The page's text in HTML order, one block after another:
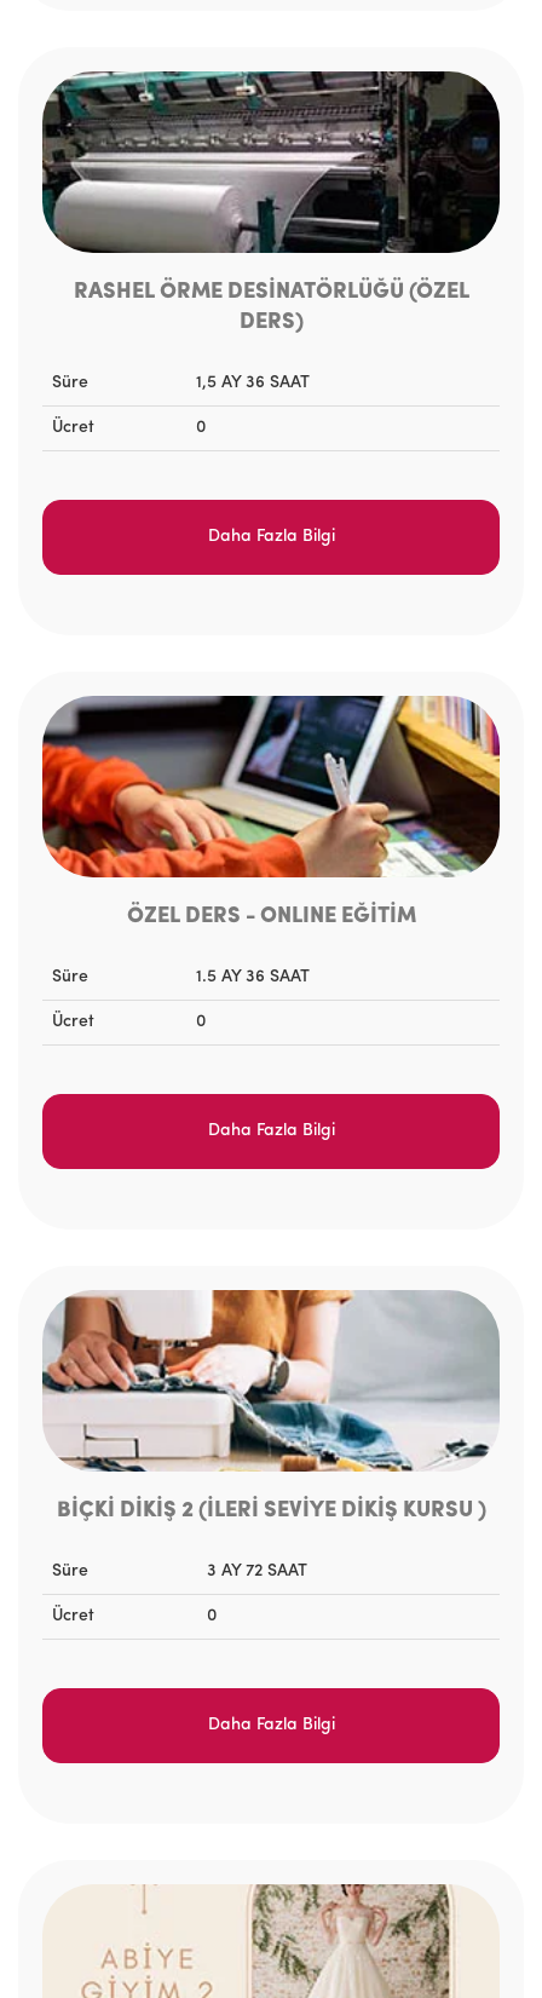
RASHEL ÖRME DESİNATÖRLÜĞÜ (ÖZEL
DERS)
Süre 1,5 AY 36 SAAT
Ücret 0
Daha Fazla Bilgi
ÖZEL DERS - ONLINE EĞİTİM
Süre 1.5 AY 36 SAAT
Ücret 0
Daha Fazla Bilgi
BİÇKİ DİKİŞ 2 (İLERİ SEVİYE DİKİŞ KURSU )
Süre 3 AY 72 SAAT
Ücret 0
Daha Fazla Bilgi